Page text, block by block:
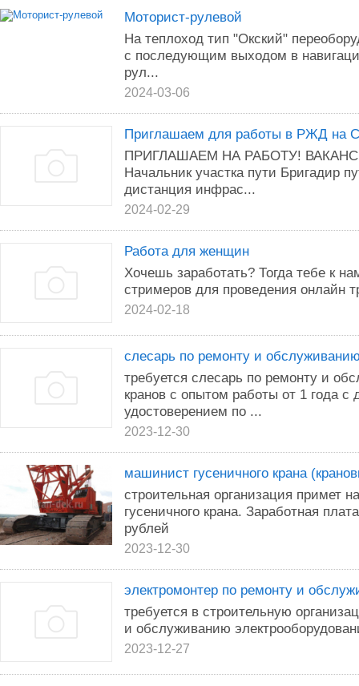
Моторист-рулевой
На теплоход тип "Окский"
с последующим выходом в
рул...
2024-03-06
Приглашаем для работы в РЖД на
ПРИГЛАШАЕМ НА РАБОТУ!
Начальник участка пути Бригадир
дистанция инфрас...
2024-02-29
Работа для женщин
Хочешь заработать? Тогда тебе к
стримеров для проведения онлайн
2024-02-18
слесарь по ремонту и
требуется слесарь по ремонту и
кранов с опытом работы от 1 года
удостоверением по ...
2023-12-30
машинист гусеничного крана
строительная организация примет
гусеничного крана. Заработная
рублей
2023-12-30
электромонтер по ремонту и
требуется в строительную
и обслуживанию
2023-12-27